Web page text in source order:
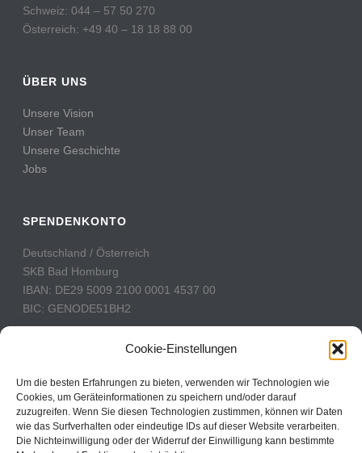
Cookie-Einstellungen
Um die besten Erfahrungen zu bieten, verwenden wir Technologien wie
Cookies, um Geräteinformationen zu speichern und/oder darauf
zuzugreifen. Wenn Sie diesen Technologien zustimmen, können wir Daten
wie das Surfverhalten oder eindeutige IDs auf dieser Website verarbeiten.
Die Nichteinwilligung oder der Widerruf der Einwilligung kann bestimmte
Schweiz: 044 – 57 50 270
Österreich: +49 40 – 18 18 88 00
ÜBER UNS
Unsere Vision
Unser Team
Unsere Geschichte
Jobs
SPENDENKONTO
Deutschland / Österreich
SKB Bad Homburg
IBAN: DE29 5009 2100 0001 4537 00
BIC: GENODE51BH2
Konto: 60-742493-7
IBAN: CH31 0900 0000 6074 2493 7
BIC: POFICHBEXXX